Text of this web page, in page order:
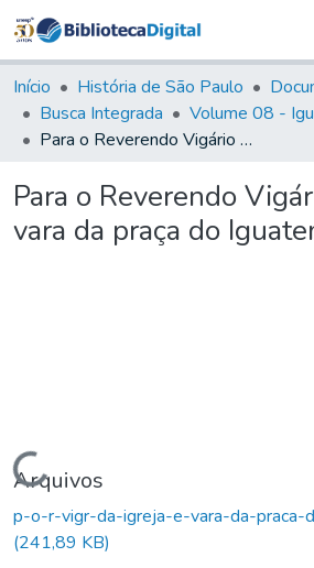
&
Coleções
Tudo na
Biblioteca
Estatísticas
Início História de São Paulo
Busca Integrada
Para o Reverendo Vigário da igreja e vara da praça do Iguatemi
Para o Reverendo
vara da praça do
Carregando...
Arquivos
p-o-r-vigr-da-igreja-e-vara-da-praca-
(241,89 KB)